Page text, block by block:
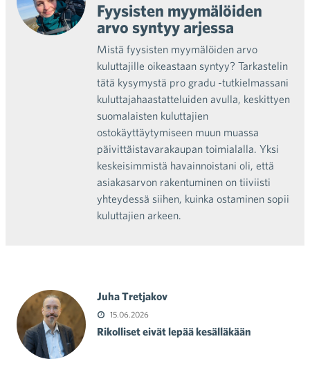
Fyysisten myymälöiden
arvo syntyy arjessa
Mistä fyysisten myymälöiden arvo
kuluttajille oikeastaan syntyy? Tarkastelin
tätä kysymystä pro gradu -tutkielmassani
kuluttajahaastatteluiden avulla, keskittyen
suomalaisten kuluttajien
ostokäyttäytymiseen muun muassa
päivittäistavarakaupan toimialalla. Yksi
keskeisimmistä havainnoistani oli, että
asiakasarvon rakentuminen on tiiviisti
yhteydessä siihen, kuinka ostaminen sopii
kuluttajien arkeen.
Juha Tretjakov
15.06.2026
Rikolliset eivät lepää kesälläkään